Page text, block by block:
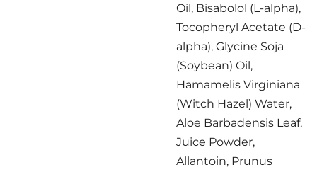
Oil, Bisabolol (L-alpha),
Tocopheryl Acetate (D-
alpha), Glycine Soja
(Soybean) Oil,
Hamamelis Virginiana
(Witch Hazel) Water,
Aloe Barbadensis Leaf,
Juice Powder,
Allantoin, Prunus